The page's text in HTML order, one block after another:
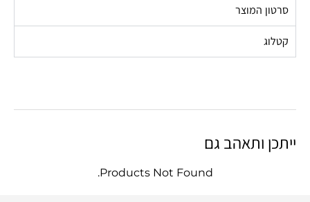
סרטון המוצר
קטלוג
ייתכן ותאהב גם
Products Not Found.